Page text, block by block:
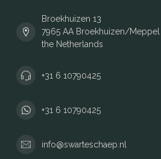
Broekhuizen 13
7965 AA Broekhuizen/Meppel
the Netherlands
+31 6 10790425
+31 6 10790425
info@swarteschaep.nl